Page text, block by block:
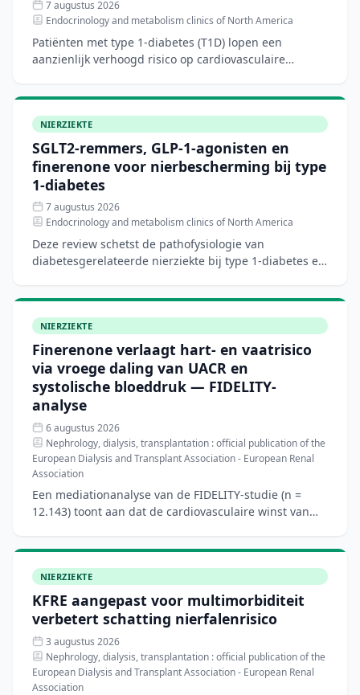
7 augustus 2026
Endocrinology and metabolism clinics of North America
Patiënten met type 1-diabetes (T1D) lopen een
aanzienlijk verhoogd risico op cardiovasculaire
NIERZIEKTE
SGLT2-remmers, GLP-1-agonisten en
finerenone voor nierbescherming bij type
1-diabetes
7 augustus 2026
Endocrinology and metabolism clinics of North America
Deze review schetst de pathofysiologie van
diabetesgerelateerde nierziekte bij type 1-diabetes en
NIERZIEKTE
Finerenone verlaagt hart- en vaatrisico
via vroege daling van UACR en
systolische bloeddruk — FIDELITY-
analyse
6 augustus 2026
Nephrology, dialysis, transplantation : official publication of the
European Dialysis and Transplant Association - European Renal
Association
Een mediationanalyse van de FIDELITY-studie (n =
12.143) toont aan dat de cardiovasculaire winst van
chronische
NIERZIEKTE
KFRE aangepast voor multimorbiditeit
verbetert schatting nierfalenrisico
3 augustus 2026
Nephrology, dialysis, transplantation : official publication of the
European Dialysis and Transplant Association - European Renal
Association